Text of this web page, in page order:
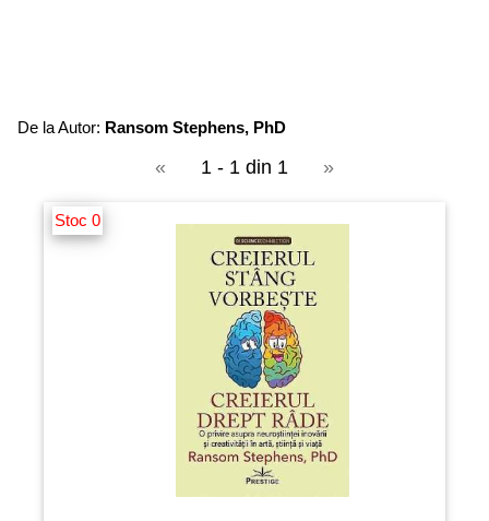
De la Autor: Ransom Stephens, PhD
« 1 - 1 din 1 »
Stoc 0